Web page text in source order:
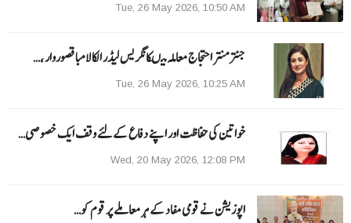
Tue, 26 May 2026, 10:50 AM
جنتر منتر احتجاج معاملہ میںکانگریس لیڈر الکا لامبا قصوروار ،…
Tue, 26 May 2026, 10:25 AM
خواتین کی حفاظت اور اپنے دفاع کےلئے وقف ایک خصوصی…
Wed, 20 May 2026, 12:08 PM
اپوزیشن نے قومی مفاد کے ہر معاملے پر قوم کو…